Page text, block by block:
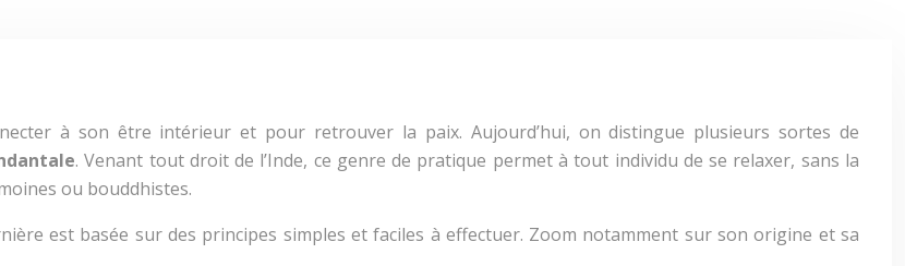
à son être intérieur et pour retrouver la paix. Aujourd’hui, on distingue plusieurs sortes de
. Venant tout droit de l’Inde, ce genre de pratique permet à tout individu de se relaxer, sans la
ou bouddhistes.
est basée sur des principes simples et faciles à effectuer. Zoom notamment sur son origine et sa